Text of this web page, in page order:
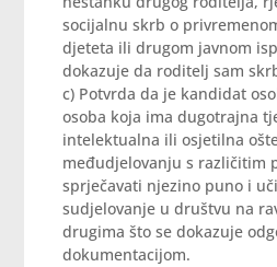
socijalnu skrb o
djeteta ili drugom javnom
dokazuje da roditelj sam
c) Potvrda da je kandidat
osoba koja ima dugotrajna
intelektualna ili osjetilna
međudjelovanju s različitim
sprječavati njezino puno i
sudjelovanje u društvu na
drugima što se dokazuje
dokumentacijom.